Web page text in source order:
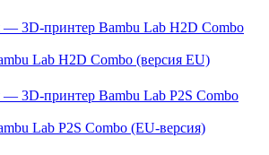
Lab H2D Combo (версия EU)
Lab P2S Combo (EU-версия)